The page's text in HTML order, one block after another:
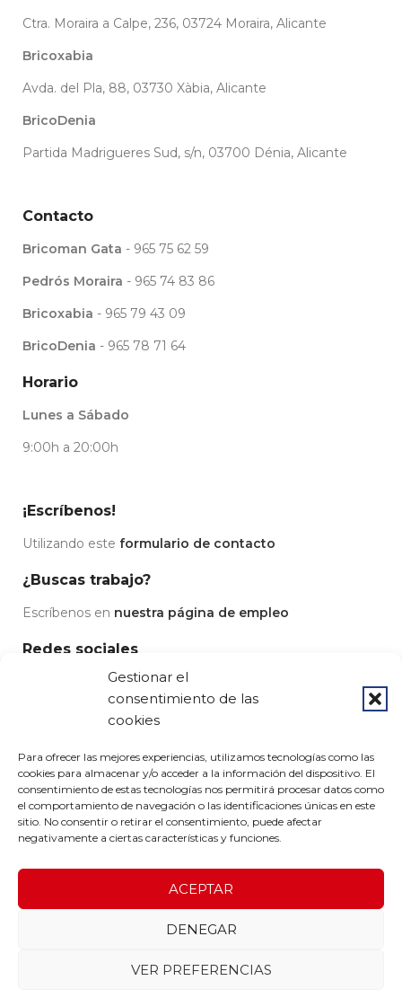
Gestionar el
consentimiento de las
cookies
Para ofrecer las mejores experiencias, utilizamos tecnologías como las
cookies para almacenar y/o acceder a la información del dispositivo. El
consentimiento de estas tecnologías nos permitirá procesar datos como
el comportamiento de navegación o las identificaciones únicas en este
sitio. No consentir o retirar el consentimiento, puede afectar
negativamente a ciertas características y funciones.
ACEPTAR
DENEGAR
VER PREFERENCIAS
Ctra. Moraira a Calpe, 236, 03724 Moraira, Alicante
Bricoxabia
Avda. del Pla, 88, 03730 Xàbia, Alicante
BricoDenia
Partida Madrigueres Sud, s/n, 03700 Dénia, Alicante
Contacto
Bricoman Gata - 965 75 62 59
Pedrós Moraira - 965 74 83 86
Bricoxabia - 965 79 43 09
BricoDenia - 965 78 71 64
Horario
Lunes a Sábado
9:00h a 20:00h
¡Escríbenos!
Utilizando este formulario de contacto
¿Buscas trabajo?
Escríbenos en nuestra página de empleo
Redes sociales
Aviso legal-Condiciones de uso-Política de privacidad-
Política de devoluciones- Política de cookies